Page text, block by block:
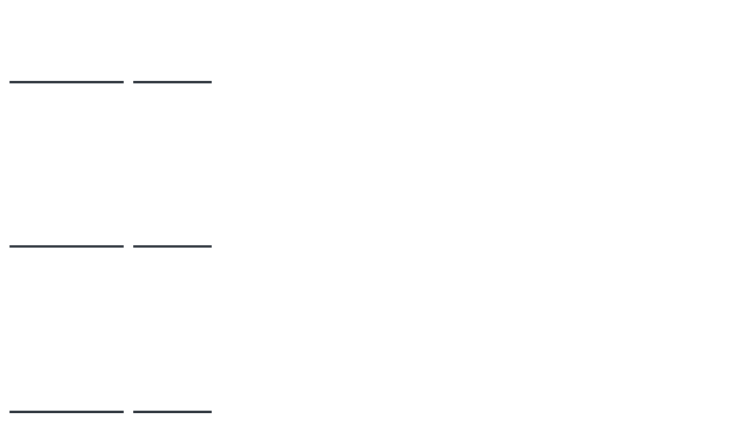
Голос мира 2018
Голос мира 2018
Голос мира 2018